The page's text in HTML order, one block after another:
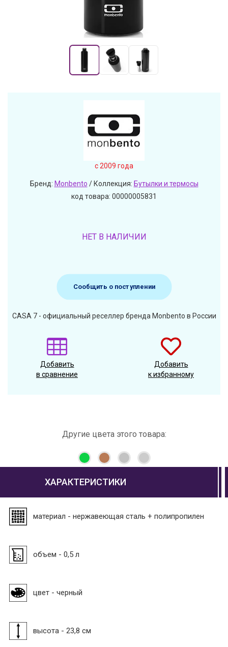
c 2009 года
Бренд: Monbento / Коллекция: Бутылки и термосы
код товара: 00000005831
НЕТ В НАЛИЧИИ
Сообщить о поступлении
CASA 7 - официальный реселлер бренда Monbento в России
Добавить
в сравнение
Добавить
к избранному
Другие цвета этого товара:
ХАРАКТЕРИСТИКИ
материал - нержавеющая сталь + полипропилен
объем - 0,5 л
цвет - черный
высота - 23,8 см